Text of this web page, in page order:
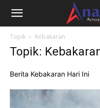
Topik Kebakaran
Topik:
Berita Kebakaran Hari Ini